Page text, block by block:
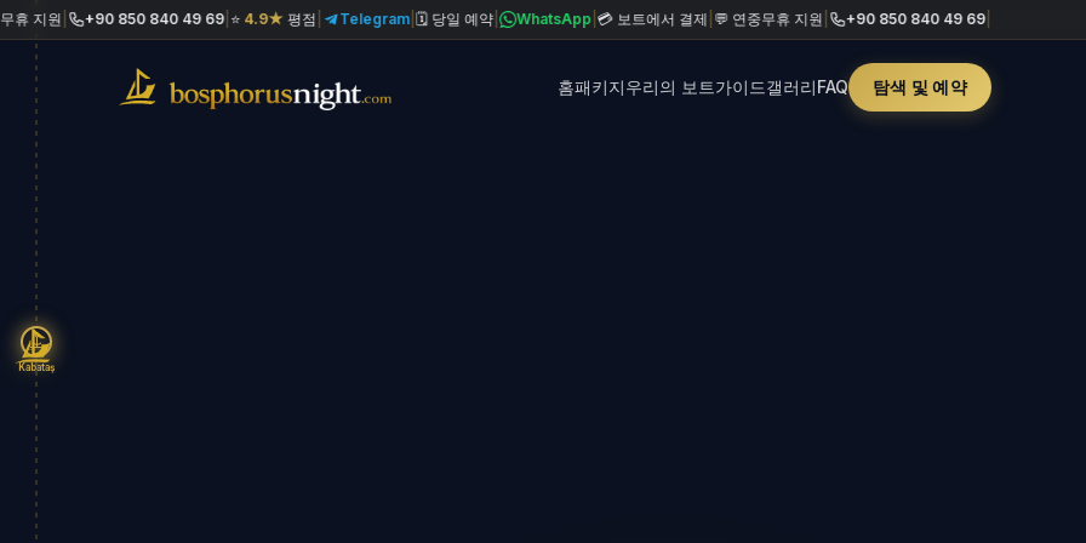
Kabataş
| +90 850 840 49 69|⭐ 4.9★평점| Telegram|🗓 당일 예약 | WhatsApp|💳 보트에서 결제|💬 연중무휴 지원| +90 850 840 49 69|
홈패키지우리의 보트가이드갤러리FAQ 탐색 및 예약